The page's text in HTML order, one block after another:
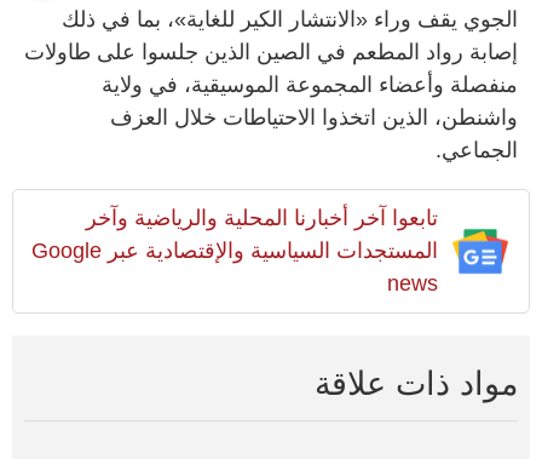
الجوي يقف وراء «الانتشار الكير للغاية»، بما في ذلك
إصابة رواد المطعم في الصين الذين جلسوا على طاولات
منفصلة وأعضاء المجموعة الموسيقية، في ولاية
واشنطن، الذين اتخذوا الاحتياطات خلال العزف
الجماعي.
تابعوا آخر أخبارنا المحلية والرياضية وآخر
المستجدات السياسية والإقتصادية عبر Google
news
مواد ذات علاقة